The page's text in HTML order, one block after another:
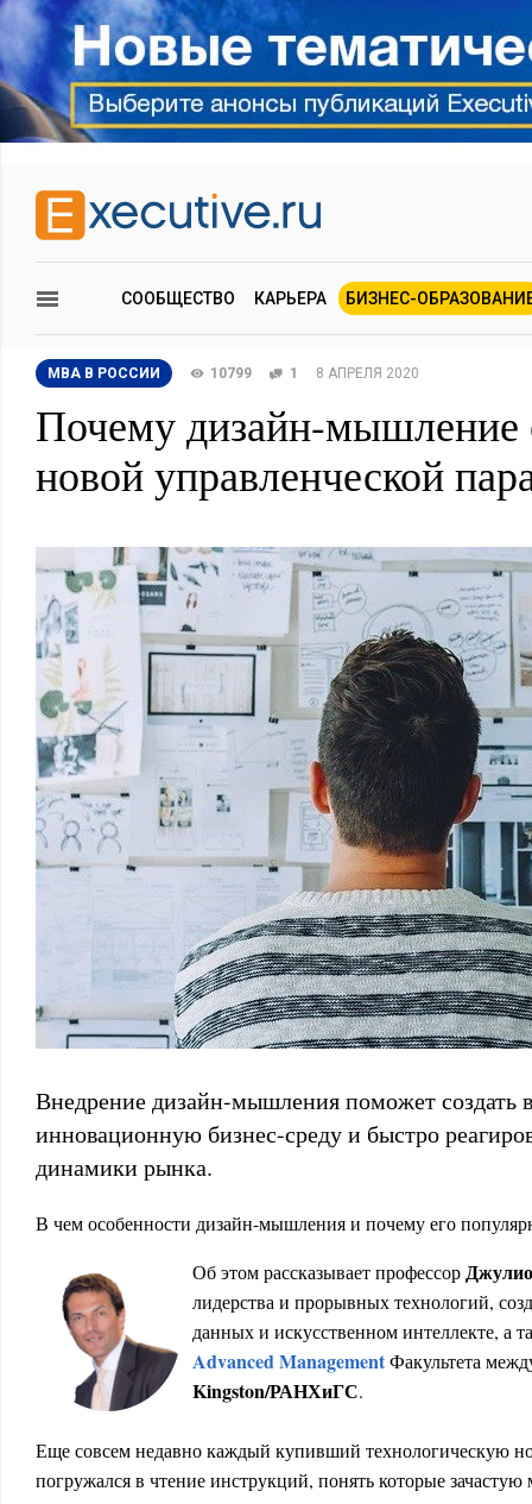
СООБЩЕСТВО КАРЬЕРА БИЗНЕС-
MBA В РОССИИ 10799 1 8 АПРЕЛЯ 2020
Почему дизайн-мышление
новой управленческой
Внедрение дизайн-мышления поможет создать
инновационную бизнес-среду и быстро
динамики рынка.
В чем особенности дизайн-мышления и почему его
Об этом рассказывает профессор
лидерства и прорывных технологий,
данных и искусственном интеллекте, а
Advanced ManagementФакультета
Kingston/РАНХиГС.
Еще совсем недавно каждый купивший технологическую
погружался в чтение инструкций, понять которые зачастую